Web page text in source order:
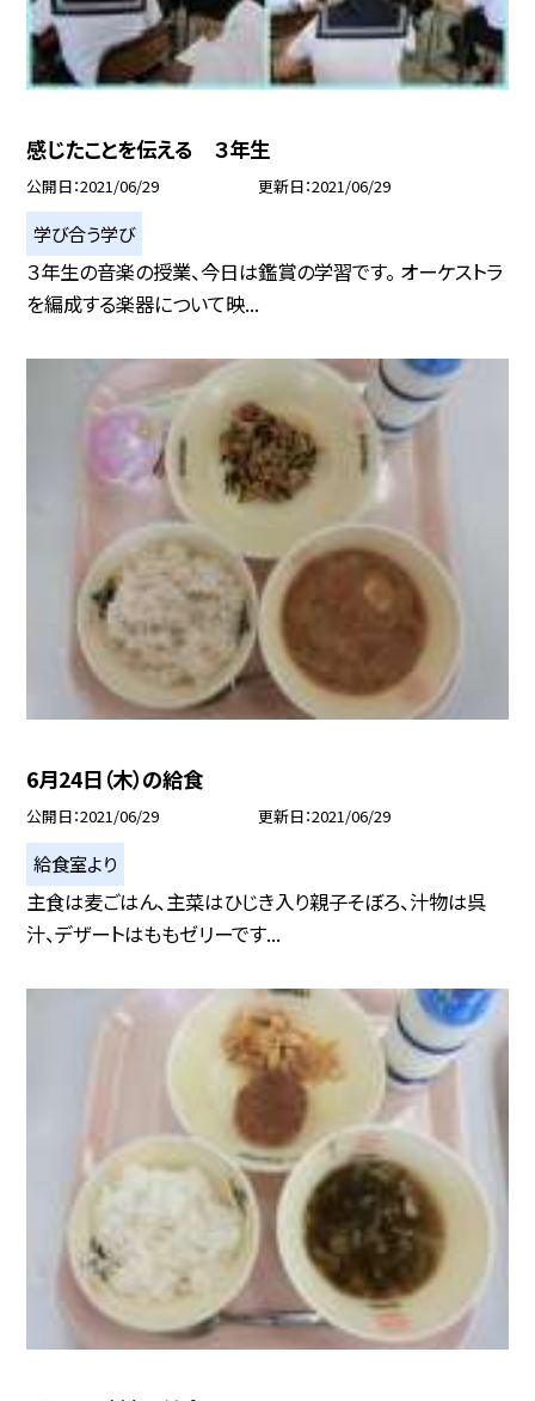
感じたことを伝える ３年生
公開日 2021/06/29 更新日 2021/06/29
学び合う学び
３年生の音楽の授業、今日は鑑賞の学習です。 オーケストラ
を編成する楽器について映...
6月24日（木）の給食
公開日 2021/06/29 更新日 2021/06/29
給食室より
主食は麦ごはん、主菜はひじき入り親子そぼろ、汁物は呉
汁、デザートはももゼリーです...